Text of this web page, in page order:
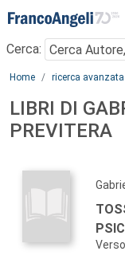
Menu
Cerca:
Main content
Home ricerca avanzata
LIBRI DI
PREVITERA